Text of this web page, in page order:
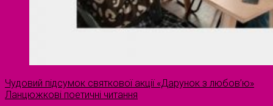
Чудовий підсумок святкової акції «Дарунок з любов’ю»
Ланцюжкові поетичні читання